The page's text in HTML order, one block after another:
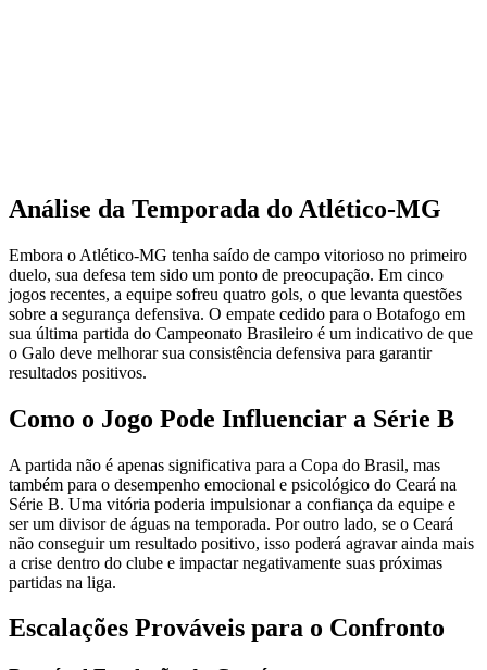
Análise da Temporada do Atlético-MG
Embora o Atlético-MG tenha saído de campo vitorioso no primeiro
duelo, sua defesa tem sido um ponto de preocupação. Em cinco
jogos recentes, a equipe sofreu quatro gols, o que levanta questões
sobre a segurança defensiva. O empate cedido para o Botafogo em
sua última partida do Campeonato Brasileiro é um indicativo de que
o Galo deve melhorar sua consistência defensiva para garantir
resultados positivos.
Como o Jogo Pode Influenciar a Série B
A partida não é apenas significativa para a Copa do Brasil, mas
também para o desempenho emocional e psicológico do Ceará na
Série B. Uma vitória poderia impulsionar a confiança da equipe e
ser um divisor de águas na temporada. Por outro lado, se o Ceará
não conseguir um resultado positivo, isso poderá agravar ainda mais
a crise dentro do clube e impactar negativamente suas próximas
partidas na liga.
Escalações Prováveis para o Confronto